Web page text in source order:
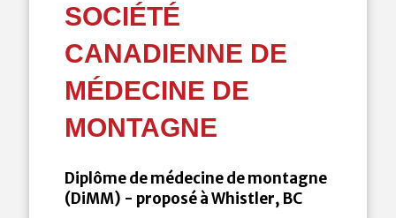
SOCIÉTÉ
CANADIENNE DE
MÉDECINE DE
MONTAGNE
Diplôme de médecine de montagne
(DiMM) - proposé à Whistler, BC